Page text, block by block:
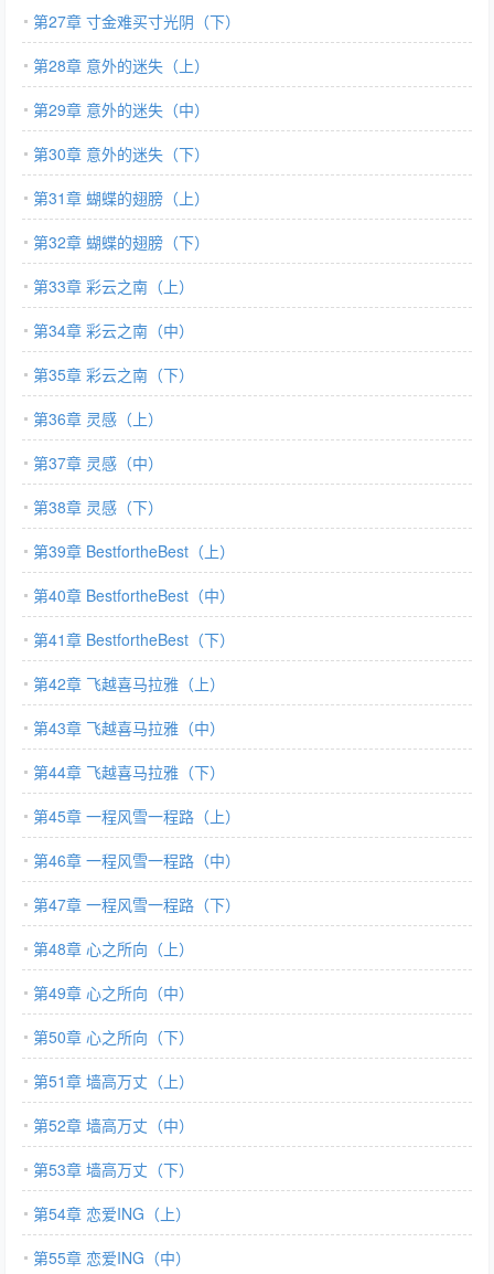
第27章 寸金难买寸光阴（下）
第28章 意外的迷失（上）
第29章 意外的迷失（中）
第30章 意外的迷失（下）
第31章 蝴蝶的翅膀（上）
第32章 蝴蝶的翅膀（下）
第33章 彩云之南（上）
第34章 彩云之南（中）
第35章 彩云之南（下）
第36章 灵感（上）
第37章 灵感（中）
第38章 灵感（下）
第39章 BestfortheBest（上）
第40章 BestfortheBest（中）
第41章 BestfortheBest（下）
第42章 飞越喜马拉雅（上）
第43章 飞越喜马拉雅（中）
第44章 飞越喜马拉雅（下）
第45章 一程风雪一程路（上）
第46章 一程风雪一程路（中）
第47章 一程风雪一程路（下）
第48章 心之所向（上）
第49章 心之所向（中）
第50章 心之所向（下）
第51章 墙高万丈（上）
第52章 墙高万丈（中）
第53章 墙高万丈（下）
第54章 恋爱ING（上）
第55章 恋爱ING（中）